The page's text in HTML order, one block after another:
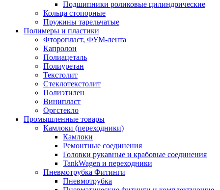
Подшипники роликовые цилиндрические
Кольца стопорные
Пружины тарельчатые
Полимеры и пластики
Фторопласт, ФУМ-лента
Капролон
Полиацеталь
Полиуретан
Текстолит
Стеклотекстолит
Полиэтилен
Винипласт
Оргстекло
Промышленные товары
Камлоки (переходники)
Камлоки
Ремонтные соединения
Головки рукавные и крабовые соединения
TankWagen и переходники
Пневмотрубка Фитинги
Пневмотрубка